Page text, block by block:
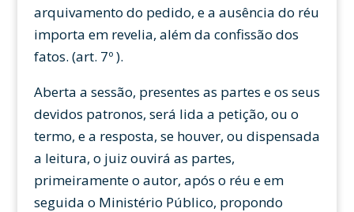
arquivamento do pedido, e a ausência do réu
importa em revelia, além da confissão dos
fatos. (art. 7º ).
Aberta a sessão, presentes as partes e os seus
devidos patronos, será lida a petição, ou o
termo, e a resposta, se houver, ou dispensada
a leitura, o juiz ouvirá as partes,
primeiramente o autor, após o réu e em
seguida o Ministério Público, propondo